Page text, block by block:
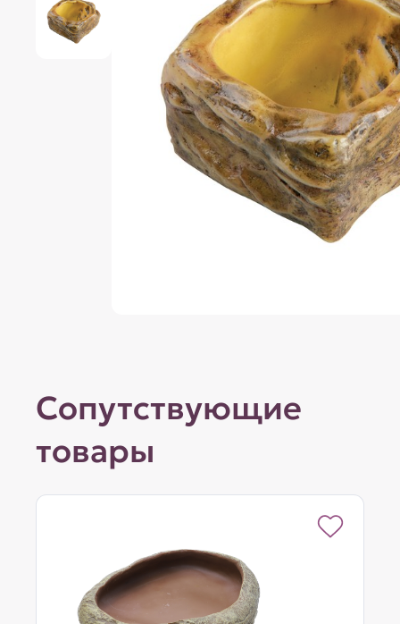
Сопутствующие
товары